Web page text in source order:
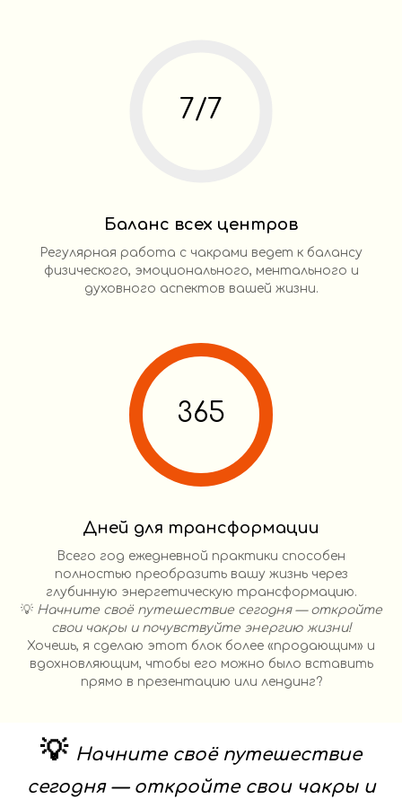
7/7
Баланс всех центров
Регулярная работа с чакрами ведет к балансу
физического, эмоционального, ментального и
духовного аспектов вашей жизни.
365
Дней для трансформации
Всего год ежедневной практики способен
полностью преобразить вашу жизнь через
глубинную энергетическую трансформацию.
💡 Начните своё путешествие сегодня — откройте
свои чакры и почувствуйте энергию жизни!
Хочешь, я сделаю этот блок более «продающим» и
вдохновляющим, чтобы его можно было вставить
прямо в презентацию или лендинг?
💡 Начните своё путешествие
сегодня — откройте свои чакры и